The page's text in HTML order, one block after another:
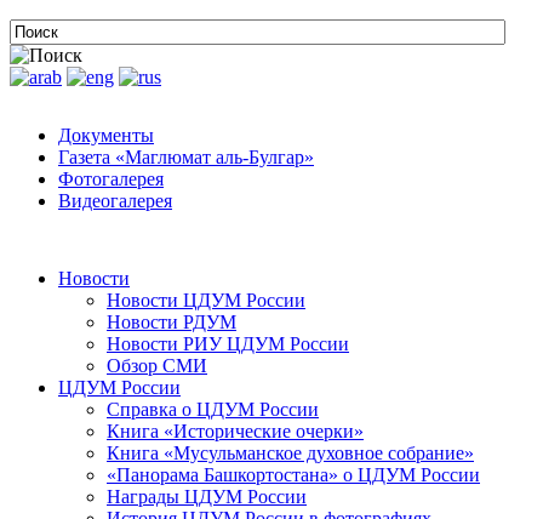
Документы
Газета «Маглюмат аль-Булгар»
Фотогалерея
Видеогалерея
Новости
Новости ЦДУМ России
Новости РДУМ
Новости РИУ ЦДУМ России
Обзор СМИ
ЦДУМ России
Справка о ЦДУМ России
Книга «Исторические очерки»
Книга «Мусульманское духовное собрание»
«Панорама Башкортостана» о ЦДУМ России
Награды ЦДУМ России